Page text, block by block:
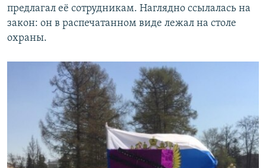
предлагал её сотрудникам. Наглядно ссылалась на
закон: он в распечатанном виде лежал на столе
охраны.